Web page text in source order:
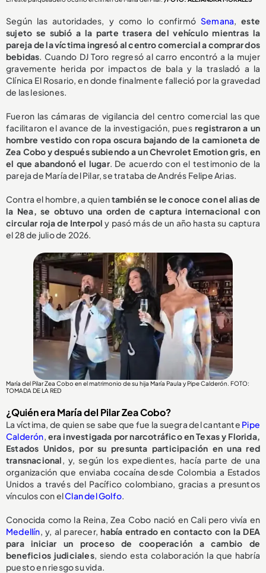
Según las autoridades, y como lo confirmó Semana,este
sujeto se subió a la parte trasera del vehículo mientras la
pareja de la víctima ingresó al centro comercial a comprar dos
bebidas. Cuando DJ Toro regresó al carro encontró a la mujer
gravemente herida por impactos de bala y la trasladó a la
Clínica El Rosario, en donde finalmente falleció por la gravedad
de las lesiones.
Fueron las cámaras de vigilancia del centro comercial las que
facilitaron el avance de la investigación, pues registraron a un
hombre vestido con ropa oscura bajando de la camioneta de
Zea Cobo y después subiendo a un Chevrolet Emotion gris, en
el que abandonó el lugar. De acuerdo con el testimonio de la
pareja de María del Pilar, se trataba de Andrés Felipe Arias.
Contra el hombre, a quientambién se le conoce con el alias de
la Nea, se obtuvo una orden de captura internacional con
circular roja de Interpol y pasó más de un año hasta su captura
el 28 de julio de 2026.
María del Pilar Zea Cobo en el matrimonio de su hija María Paula y Pipe Calderón. FOTO:
TOMADA DE LA RED
¿Quién era María del Pilar Zea Cobo?
La víctima, de quien se sabe que fue la suegra del cantante Pipe
Calderón, era investigada por narcotráfico en Texas y Florida,
Estados Unidos, por su presunta participación en una red
transnacional, y, según los expedientes, hacía parte de una
organización que enviaba cocaína desde Colombia a Estados
Unidos a través del Pacífico colombiano, gracias a presuntos
vínculos con elClan del Golfo.
Conocida como la Reina, Zea Cobo nació en Cali pero vivía en
Medellín, y, al parecer,había entrado en contacto con la DEA
para iniciar un proceso de cooperación a cambio de
beneficios judiciales, siendo esta colaboración la que habría
puesto en riesgo su vida.